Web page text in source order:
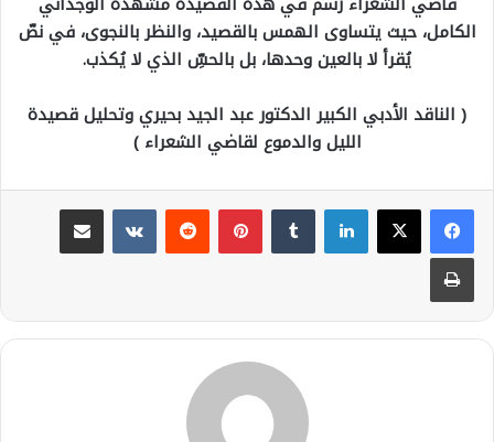
الكامل، حيث يتساوى الهمس بالقصيد، والنظر بالنجوى، في نصّ
يُقرأ لا بالعين وحدها، بل بالحسِّ الذي لا يُكذب.
( الناقد الأدبي الكبير الدكتور عبد الجيد بحيري وتحليل قصيدة
الليل والدموع لقاضي الشعراء )
لينكدإن بينتيريست
مشاركة عبر البريد
طباعة